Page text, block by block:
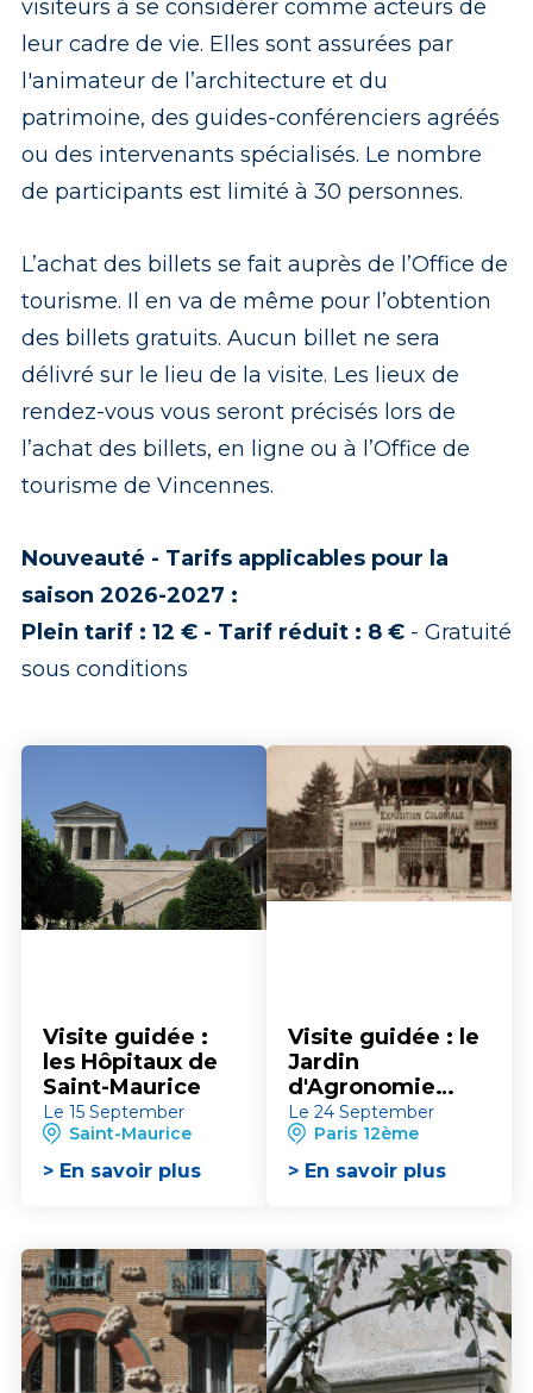
visiteurs à se considérer comme acteurs de
leur cadre de vie. Elles sont assurées par
l'animateur de l’architecture et du
patrimoine, des guides-conférenciers agréés
ou des intervenants spécialisés. Le nombre
de participants est limité à 30 personnes.
L’achat des billets se fait auprès de l’Office de
tourisme. Il en va de même pour l’obtention
des billets gratuits. Aucun billet ne sera
délivré sur le lieu de la visite. Les lieux de
rendez-vous vous seront précisés lors de
l’achat des billets, en ligne ou à l’Office de
tourisme de Vincennes.
Nouveauté - Tarifs applicables pour la
saison 2026-2027 :
Plein tarif : 12 € - Tarif réduit : 8 €- Gratuité
sous conditions
Visite guidée :
les Hôpitaux de
Saint-Maurice
Le 15 September
Saint-Maurice
> En savoir plus
Visite guidée : le
Jardin
d'Agronomie
Tropicale de
Paris
Le 24 September
Paris 12ème
> En savoir plus